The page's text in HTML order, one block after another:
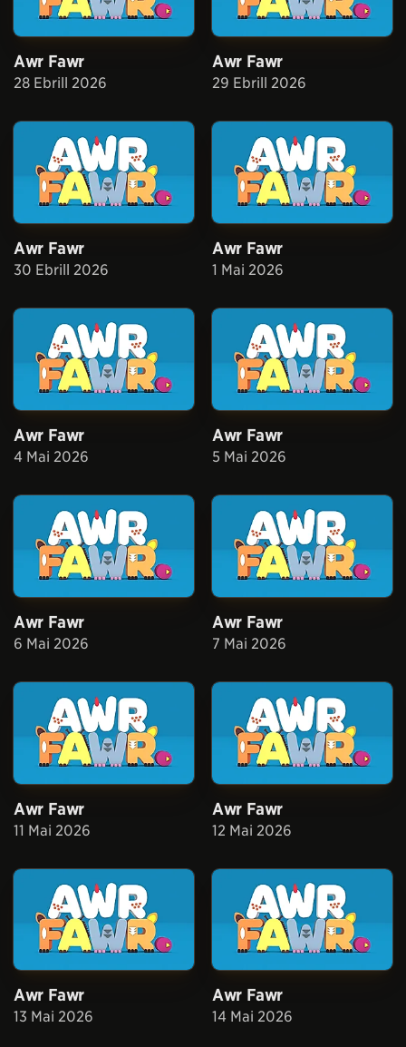
Awr Fawr
28 Ebrill 2026
Awr Fawr
29 Ebrill 2026
Awr Fawr
30 Ebrill 2026
Awr Fawr
1 Mai 2026
Awr Fawr
4 Mai 2026
Awr Fawr
5 Mai 2026
Awr Fawr
6 Mai 2026
Awr Fawr
7 Mai 2026
Awr Fawr
11 Mai 2026
Awr Fawr
12 Mai 2026
Awr Fawr
13 Mai 2026
Awr Fawr
14 Mai 2026